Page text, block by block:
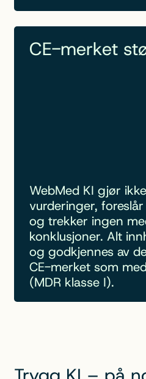
CE-merket
WebMed KI gjør
vurderinger,
og trekker ingen
konklusjoner. Alt
og godkjennes av
CE-merket som
(MDR klasse I).